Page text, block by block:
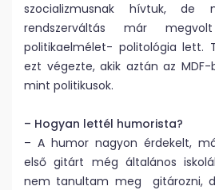
szocializmusnak hívtuk, de
rendszerváltás már
politikaelmélet- politológia lett.
ezt végezte, akik aztán az
mint politikusok.
– Hogyan lettél humorista?
– A humor nagyon érdekelt,
első gitárt még általános
nem tanultam meg gitározni,